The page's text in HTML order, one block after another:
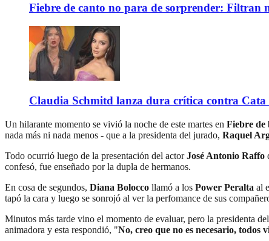
Fiebre de canto no para de sorprender: Filtran
Claudia Schmitd lanza dura crítica contra Cata
Un hilarante momento se vivió la noche de este martes en Fiebre de
nada más ni nada menos - que a la presidenta del jurado, Raquel
Todo ocurrió luego de la presentación del actorJosé Antonio Raffo
confesó, fue enseñado por la dupla de hermanos.
En cosa de segundos, Diana Bolocco llamó a los Power Peralta al
tapó la cara y luego se sonrojó al ver la perfomance de sus
Minutos más tarde vino el momento de evaluar, pero la presidenta
animadora y esta respondió, "No, creo que no es necesario, todos